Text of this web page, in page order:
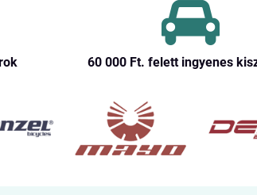
60 000 Ft​. felett ingyenes